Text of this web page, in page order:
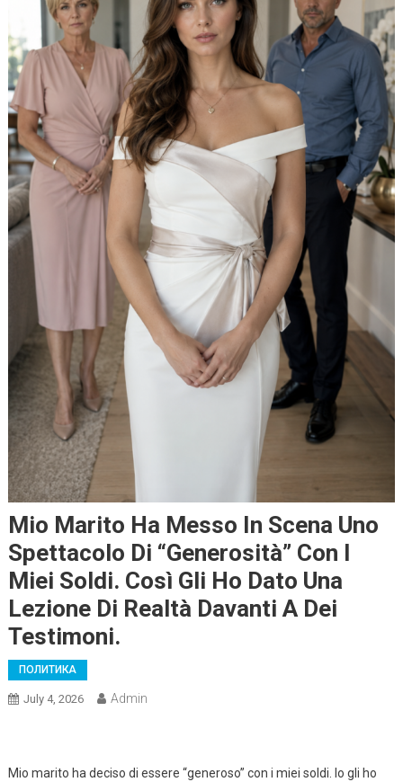
Mio Marito Ha Messo In Scena Uno
Spettacolo Di “generosità” Con I
Miei Soldi. Così Gli Ho Dato Una
Lezione Di Realtà Davanti A Dei
Testimoni.
ПОЛИТИКА
July 4, 2026 Admin
Mio marito ha deciso di essere “generoso” con i miei soldi. Io gli ho